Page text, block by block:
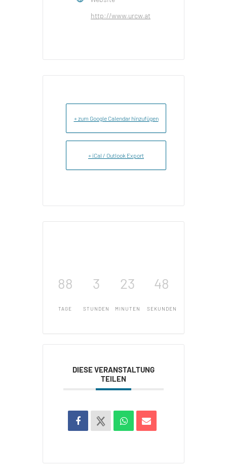
http://www.urcw.at
+ zum Google Calendar hinzufügen
+ iCal / Outlook Export
88
TAGE
3
STUNDEN
23
MINUTEN
47
SEKUNDEN
DIESE VERANSTALTUNG
TEILEN